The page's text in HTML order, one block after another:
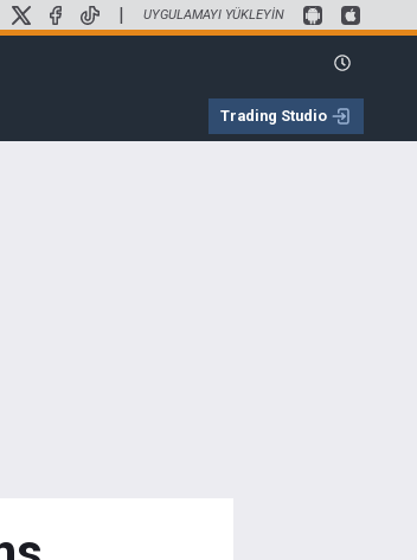
| UYGULAMAYI YÜKLEYIN
Trading Studio